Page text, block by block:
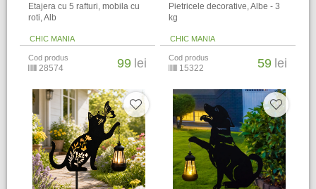
Etajera cu 5 rafturi, mobila cu
roti, Alb
CHIC MANIA
Cod produs
28574 99 lei
Pietricele decorative, Albe - 3
kg
CHIC MANIA
Cod produs
15322 59 lei